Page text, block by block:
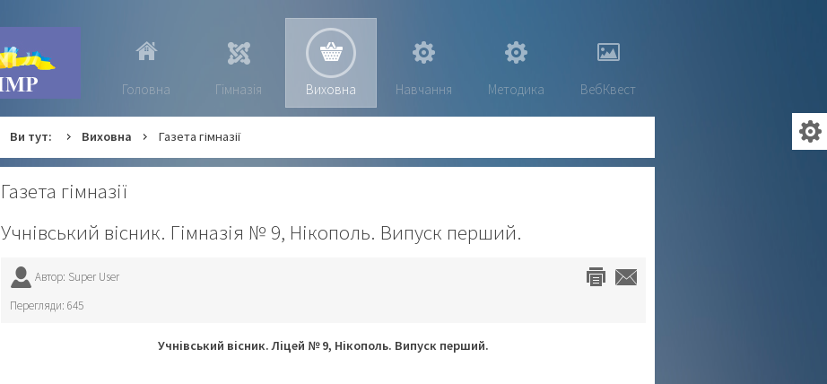
Головна Гімназія Виховна Навчання Методика ВебКвест
Ви тут: Виховна Газета гімназії
Газета гімназії
Учнівський вісник. Гімназія № 9, Нікополь. Випуск перший.
Автор: Super User
Перегляди: 645
Учнівський вісник. Ліцей № 9, Нікополь. Випуск перший.